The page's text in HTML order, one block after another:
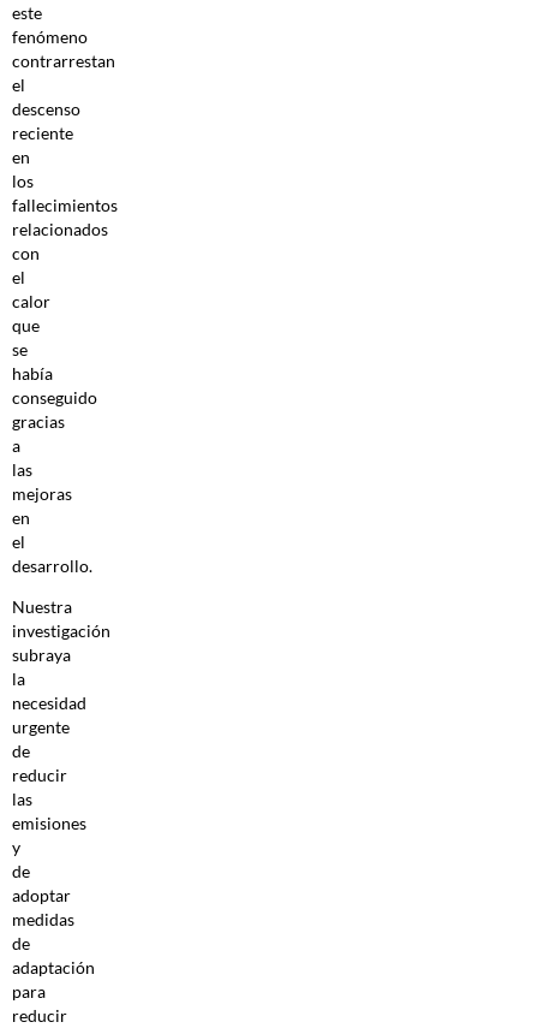
este
fenómeno
contrarrestan
el
descenso
reciente
en
los
fallecimientos
relacionados
con
el
calor
que
se
había
conseguido
gracias
a
las
mejoras
en
el
desarrollo.
Nuestra
investigación
subraya
la
necesidad
urgente
de
reducir
las
emisiones
y
de
adoptar
medidas
de
adaptación
para
reducir